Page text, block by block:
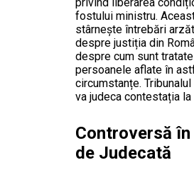
fostului ministru.
stârnește întrebări
despre justiția din
despre cum sunt tratate
persoanele aflate în
circumstanțe. Tribunalul
va judeca contestația la
Controversă în
de Judecată